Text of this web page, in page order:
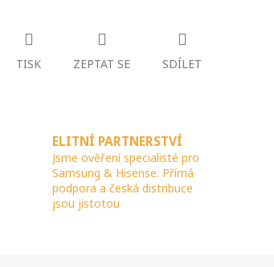
TISK ZEPTAT SE SDÍLET
ELITNÍ PARTNERSTVÍ
Jsme ověření specialisté pro
Samsung & Hisense. Přímá
podpora a česká distribuce
jsou jistotou